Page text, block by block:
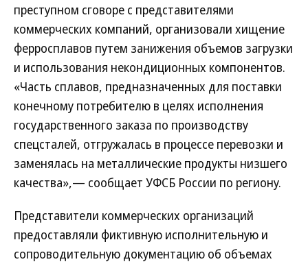
преступном сговоре с представителями
коммерческих компаний, организовали хищение
ферросплавов путем занижения объемов загрузки
и использования некондиционных компонентов.
«Часть сплавов, предназначенных для поставки
конечному потребителю в целях исполнения
государственного заказа по производству
спецсталей, отгружалась в процессе перевозки и
заменялась на металлические продукты низшего
качества»,— сообщает УФСБ России по региону.
Представители коммерческих организаций
предоставляли фиктивную исполнительную и
сопроводительную документацию об объемах